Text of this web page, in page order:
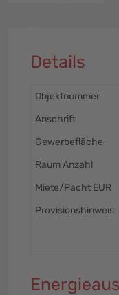
Details
Objektnummer
Anschrift
Gewerbefläche
Raum Anzahl
Miete/Pacht EUR
Provisionshinweis